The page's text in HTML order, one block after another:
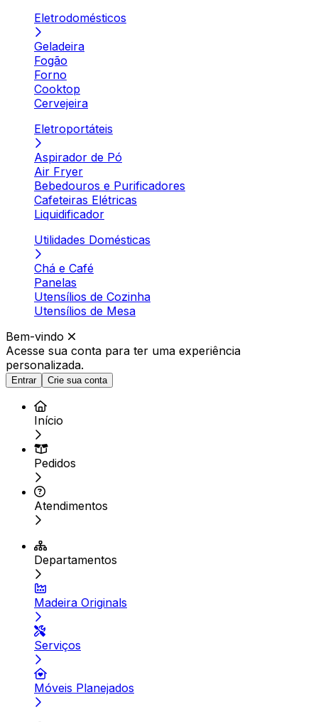
Eletrodomésticos
Geladeira
Fogão
Forno
Cooktop
Cervejeira
Eletroportáteis
Aspirador de Pó
Air Fryer
Bebedouros e Purificadores
Cafeteiras Elétricas
Liquidificador
Utilidades Domésticas
Chá e Café
Panelas
Utensílios de Cozinha
Utensílios de Mesa
Bem-vindo
Acesse sua conta para ter uma experiência
personalizada.
Entrar Crie sua conta
Início
Pedidos
Atendimentos
Departamentos
Madeira Originals
Serviços
Móveis Planejados